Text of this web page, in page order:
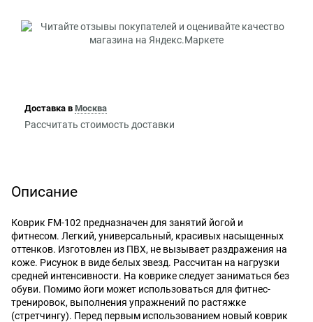
Доставка в Москва
Рассчитать стоимость доставки
Описание
Коврик FM-102 предназначен для занятий йогой и
фитнесом. Легкий, универсальный, красивых насыщенных
оттенков. Изготовлен из ПВХ, не вызывает раздражения на
коже. Рисунок в виде белых звезд. Рассчитан на нагрузки
средней интенсивности. На коврике следует заниматься без
обуви. Помимо йоги может использоваться для фитнес-
тренировок, выполнения упражнений по растяжке
(стретчингу). Перед первым использованием новый коврик